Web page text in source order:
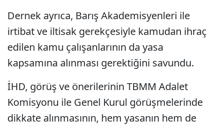
Dernek ayrıca, Barış Akademisyenleri ile
irtibat ve iltisak gerekçesiyle kamudan ihraç
edilen kamu çalışanlarının da yasa
kapsamına alınması gerektiğini savundu.
İHD, görüş ve önerilerinin TBMM Adalet
Komisyonu ile Genel Kurul görüşmelerinde
dikkate alınmasının, hem yasanın hem de